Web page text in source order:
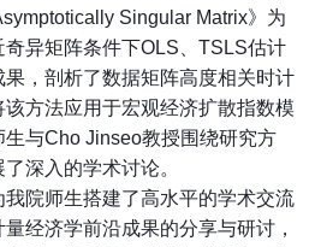
Singular Matrix》为
异矩阵条件下OLS TSLS估计
，剖析了数据矩阵高度相关时计
方法应用于宏观经济扩散指数模
生与Cho Jinseo教授围绕研究方
深入的学术讨论。
院师生搭建了高水平的学术交流
经济学前沿成果的分享与研讨，